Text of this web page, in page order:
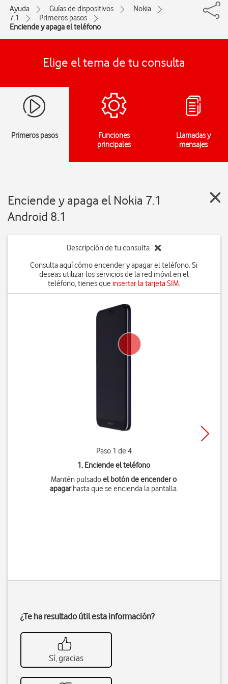
Ayuda Guías de dispositivos
Nokia
7.1
Primeros pasos
Enciende y apaga el teléfono
Elige el tema de tu consulta
Primeros pasos
Funciones
principales
Llamadas y
mensajes
Enciende y apaga el Nokia 7.1
Android 8.1
Descripción de tu consulta
Consulta aquí cómo encender y apagar el teléfono. Si
deseas utilizar los servicios de la red móvil en el
teléfono, tienes que insertar la tarjeta SIM.
Paso 1 de 4
1. Enciende el teléfono
Mantén pulsadoel botón de encender o
apagarhasta que se encienda la pantalla.
¿Te ha resultado útil esta información?
Sí, gracias